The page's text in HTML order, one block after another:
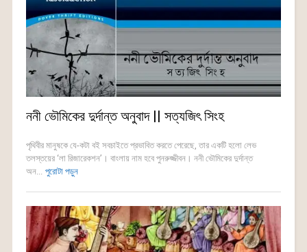
ননী ভৌমিকের দুর্দান্ত অনুবাদ || সত্যজিৎ সিংহ
পৃথিবীর মানুষকে যে-কটা বই সবচাইতে প্রভাবিত করতে পেরেছে, তার একটি হলো লেভ
তলস্তয়ের ‘লা রিজারেকশন’। বাংলায় নাম হবে পুনরুজ্জীবন। ননী ভৌমিকের দুর্দান্ত
অন... পুরোটা পড়ুন